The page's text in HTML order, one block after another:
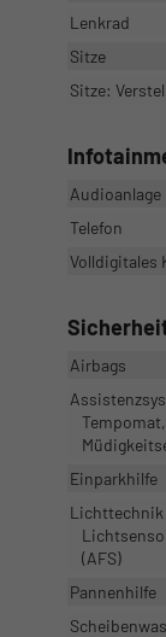
Lenkrad
Sitze
Sitze:
Audioanlage
Telefon
Volldigitales
Airbags
Einparkhilfe
Lichttechnik
(AFS)
Pannenhilfe